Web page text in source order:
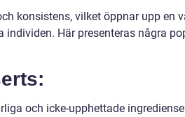
konsistens, vilket öppnar upp en
Här presenteras några
och icke-upphettade